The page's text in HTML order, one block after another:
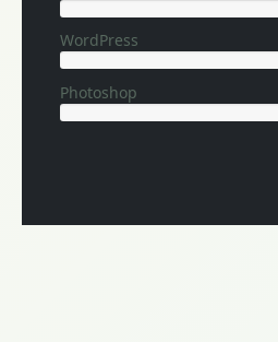
WordPress
Photoshop